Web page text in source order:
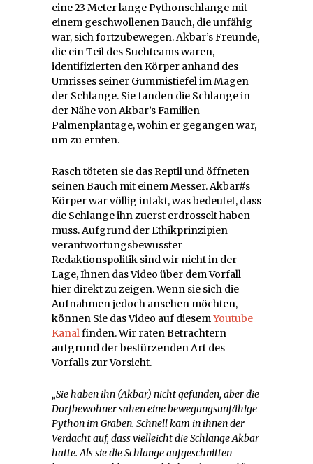
eine 23 Meter lange Pythonschlange mit
einem geschwollenen Bauch, die unfähig
war, sich fortzubewegen. Akbar’s Freunde,
die ein Teil des Suchteams waren,
identifizierten den Körper anhand des
Umrisses seiner Gummistiefel im Magen
der Schlange. Sie fanden die Schlange in
der Nähe von Akbar’s Familien-
Palmenplantage, wohin er gegangen war,
um zu ernten.
Rasch töteten sie das Reptil und öffneten
seinen Bauch mit einem Messer. Akbar#s
Körper war völlig intakt, was bedeutet, dass
die Schlange ihn zuerst erdrosselt haben
muss. Aufgrund der Ethikprinzipien
verantwortungsbewusster
Redaktionspolitik sind wir nicht in der
Lage, Ihnen das Video über dem Vorfall
hier direkt zu zeigen. Wenn sie sich die
Aufnahmen jedoch ansehen möchten,
können Sie das Video auf diesemYoutube
Kanalfinden. Wir raten Betrachtern
aufgrund der bestürzenden Art des
Vorfalls zur Vorsicht.
„Sie haben ihn (Akbar) nicht gefunden, aber die
Dorfbewohner sahen eine bewegungsunfähige
Python im Graben. Schnell kam in ihnen der
Verdacht auf, dass vielleicht die Schlange Akbar
hatte. Als sie die Schlange aufgeschnitten